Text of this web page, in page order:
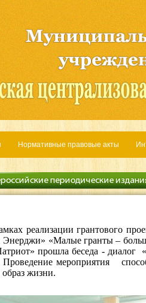
Нормативные правовые акты
реализации грантового
Энерджи» «Малые гранты –
прошла беседа - диалог
Проведение мероприятия
жизни.